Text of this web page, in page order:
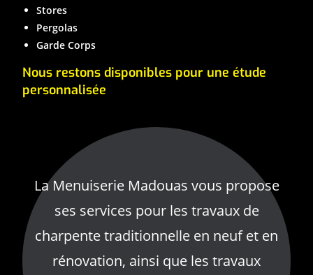
Stores
Pergolas
Garde Corps
Nous restons disponibles pour une étude
personnalisée
La Menuiserie Madouas vous propose
ses services pour les travaux de
charpente traditionnelle en neuf et en
rénovation, ainsi que les travaux